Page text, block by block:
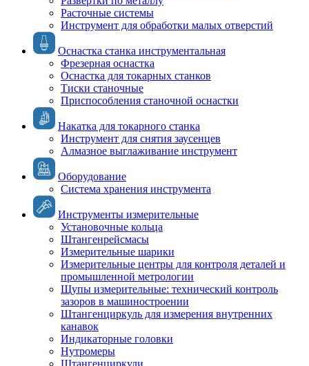
Расточные системы
Инструмент для обработки малых отверстий
Оснастка станка инструментальная
Фрезерная оснастка
Оснастка для токарных станков
Тиски станочные
Приспособления станочной оснастки
Накатка для токарного станка
Инструмент для снятия заусенцев
Алмазное выглаживание инструмент
Оборудование
Система хранения инструмента
Инструменты измерительные
Установочные кольца
Штангенрейсмасы
Измерительные шарики
Измерительные центры для контроля деталей и
промышленной метрологии
Щупы измерительные: технический контроль
зазоров в машиностроении
Штангенциркуль для измерения внутренних
канавок
Индикаторные головки
Нутромеры
Штангенциркули